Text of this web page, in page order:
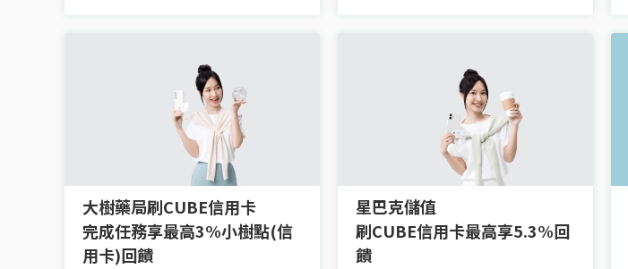
大樹藥局刷CUBE信用卡
完成任務享最高3%小樹點(信
用卡)回饋
星巴克儲值
刷CUBE信用卡最高享5.3%回
饋